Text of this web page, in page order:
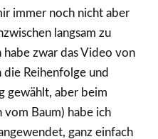
immer noch nicht aber
langsam zu
zwar das Video von
die Reihenfolge und
gewählt, aber beim
vom Baum) habe ich
ganz einfach